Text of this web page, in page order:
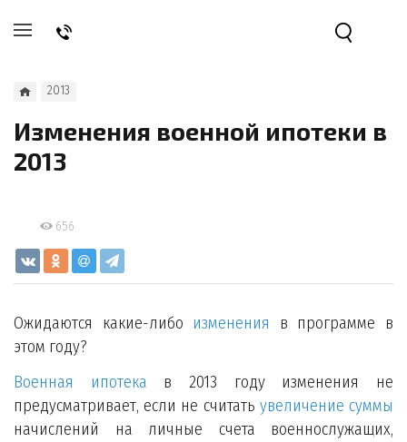
2013
Изменения военной ипотеки в
2013
656
Ожидаются какие-либо изменения
в программе в
этом году?
Военная ипотека в 2013 году изменения не
предусматривает, если не считать увеличение суммы
начислений на личные счета военнослужащих,